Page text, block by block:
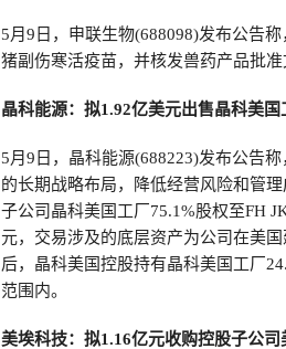
5月9日，申联生物(688098)发布公告
猪副伤寒活疫苗，并核发兽药产品批准
晶科能源：拟1.92亿美元出售晶科美
5月9日，晶科能源(688223)发布公告
的长期战略布局，降低经营风险和管
子公司晶科美国工厂75.1%股权至FH
元，交易涉及的底层资产为公司在美
后，晶科美国控股持有晶科美国工厂
范围内。
美埃科技：拟1.16亿元收购控股子公